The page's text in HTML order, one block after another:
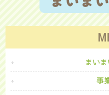
まい
事